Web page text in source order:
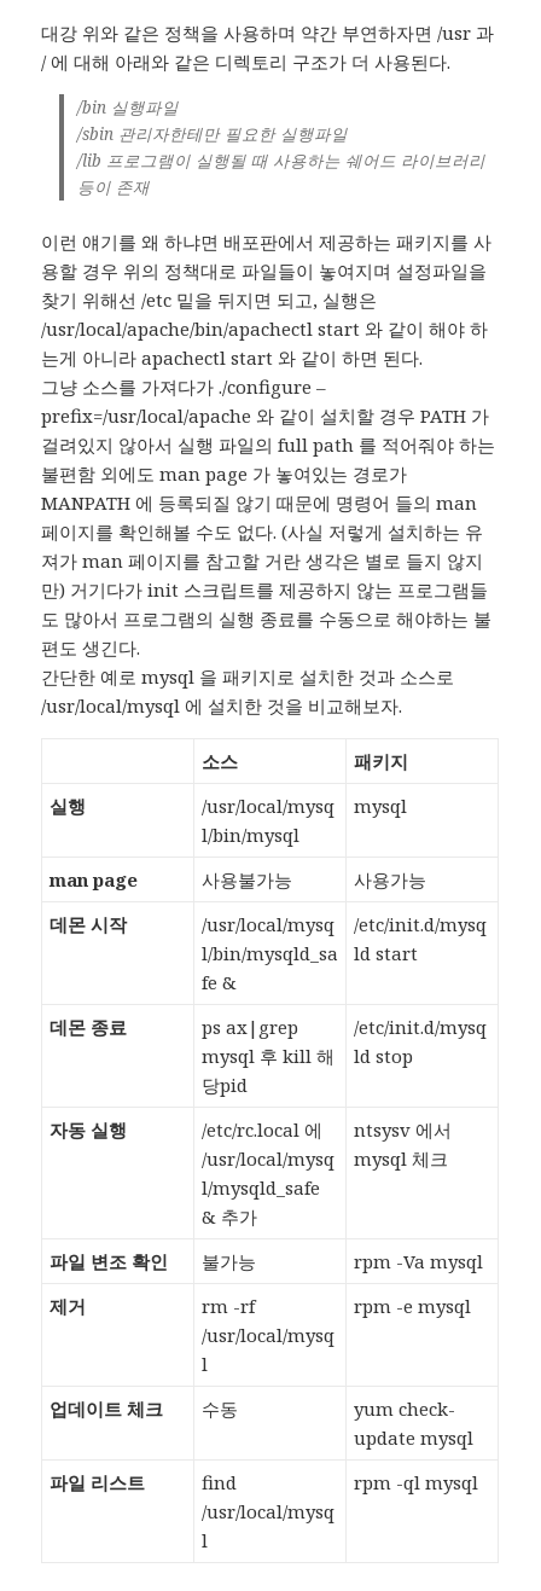
대강 위와 같은 정책을 사용하며 약간 부연하자면 /usr 과
/ 에 대해 아래와 같은 디렉토리 구조가 더 사용된다.
/bin 실행파일
/sbin 관리자한테만 필요한 실행파일
/lib 프로그램이 실행될 때 사용하는 쉐어드 라이브러리
등이 존재
이런 얘기를 왜 하냐면 배포판에서 제공하는 패키지를 사
용할 경우 위의 정책대로 파일들이 놓여지며 설정파일을
찾기 위해선 /etc 밑을 뒤지면 되고, 실행은
/usr/local/apache/bin/apachectl start 와 같이 해야 하
는게 아니라 apachectl start 와 같이 하면 된다.
그냥 소스를 가져다가 ./configure –
prefix=/usr/local/apache 와 같이 설치할 경우 PATH 가
걸려있지 않아서 실행 파일의 full path 를 적어줘야 하는
불편함 외에도 man page 가 놓여있는 경로가
MANPATH 에 등록되질 않기 때문에 명령어 들의 man
페이지를 확인해볼 수도 없다. (사실 저렇게 설치하는 유
져가 man 페이지를 참고할 거란 생각은 별로 들지 않지
만) 거기다가 init 스크립트를 제공하지 않는 프로그램들
도 많아서 프로그램의 실행 종료를 수동으로 해야하는 불
편도 생긴다.
간단한 예로 mysql 을 패키지로 설치한 것과 소스로
/usr/local/mysql 에 설치한 것을 비교해보자.
소스
패키지
실행
/usr/local/mysq
l/bin/mysql
mysql
man page 사용불가능
사용가능
데몬 시작
/usr/local/mysq
l/bin/mysqld_sa
fe &
/etc/init.d/mysq
ld start
데몬 종료
ps ax|grep
mysql 후 kill 해
당pid
/etc/init.d/mysq
ld stop
자동 실행
/etc/rc.local 에
/usr/local/mysq
l/mysqld_safe
& 추가
ntsysv 에서
mysql 체크
파일 변조 확인 불가능
rpm -Va mysql
제거
rm -rf
/usr/local/mysq
l
rpm -e mysql
업데이트 체크 수동
yum check-
update mysql
파일 리스트
find
/usr/local/mysq
l
rpm -ql mysql